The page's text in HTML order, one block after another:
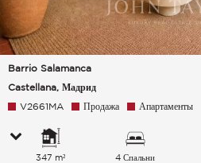
Barrio Salamanca
Castellana, Мадрид
V2661MA Продажа Апартаменты
347 m² 4 Спальни